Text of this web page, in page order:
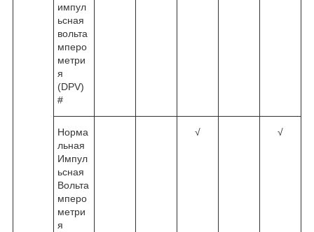
импул
ьсная
вольта
мперо
метри
я
(DPV)
#
Норма
льная
Импул
ьсная
Вольта
мперо
метри
я
√ √